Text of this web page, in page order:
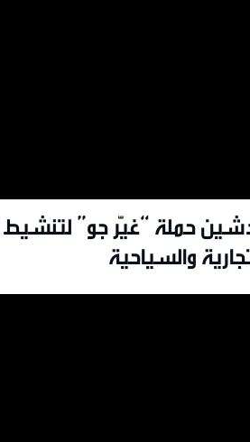
حملة “غيّر جو” لتنشيط
والسياحية